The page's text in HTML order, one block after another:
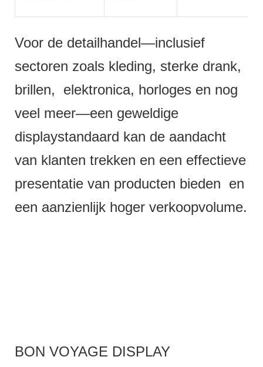
Voor de detailhandel—inclusief
sectoren zoals kleding, sterke drank,
brillen, elektronica, horloges en nog
veel meer—een geweldige
displaystandaard kan de aandacht
van klanten trekken en een effectieve
presentatie van producten bieden en
een aanzienlijk hoger verkoopvolume.
BON VOYAGE DISPLAY